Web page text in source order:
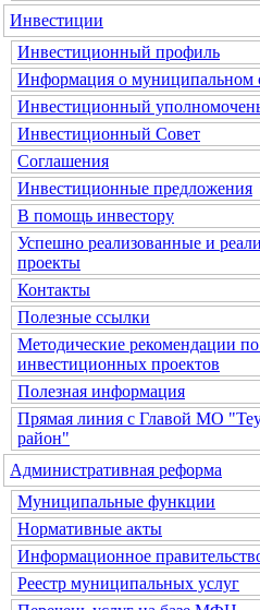
Инвестиции
Инвестиционный профиль
Информация о муниципальном
Инвестиционный
Инвестиционный Совет
Соглашения
Инвестиционные предложения
В помощь инвестору
Успешно реализованные и
проекты
Контакты
Полезные ссылки
Методические рекомендации
инвестиционных проектов
Полезная информация
Прямая линия с Главой МО
район"
Административная реформа
Муниципальные функции
Нормативные акты
Информационное
Реестр муниципальных услуг